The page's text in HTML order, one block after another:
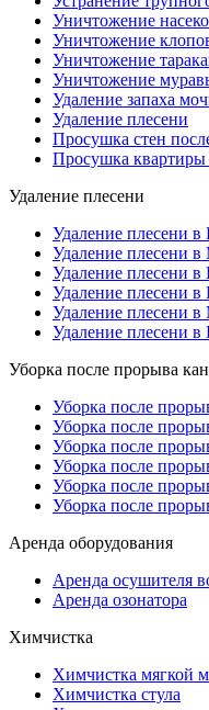
Уничтожение
Уничтожение
Уничтожение
Уничтожение
Удаление запаха
Удаление плесени
Просушка стен
Просушка квартиры
Удаление плесени
Удаление плесени в
Удаление плесени
Удаление плесени в
Удаление плесени в
Удаление плесени в
Удаление плесени в
Уборка после прорыва
Уборка после
Уборка после
Уборка после
Уборка после
Уборка после
Уборка после
Аренда оборудования
Аренда осушителя
Аренда озонатора
Химчистка
Химчистка мягкой
Химчистка стула